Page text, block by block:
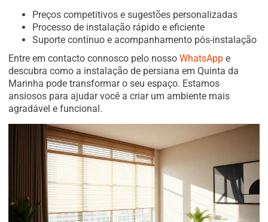
Preços competitivos e sugestões personalizadas
Processo de instalação rápido e eficiente
Suporte contínuo e acompanhamento pós-instalação
Entre em contacto connosco pelo nosso WhatsApp e
descubra como a instalação de persiana em Quinta da
Marinha pode transformar o seu espaço. Estamos
ansiosos para ajudar você a criar um ambiente mais
agradável e funcional.